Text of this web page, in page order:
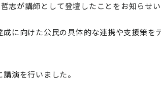
志が講師として登壇したことをお知らせい
に向けた公民の具体的な連携や支援策を
演を行いました。